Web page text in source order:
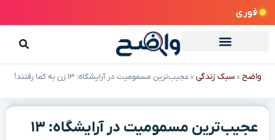
فوری
واضح » سبک زندگی » عجیب‌ترین مسمومیت در آرایشگاه: ۱۳ زن به کما رفتند!
عجیب‌ترین مسمومیت در آرایشگاه: ۱۳